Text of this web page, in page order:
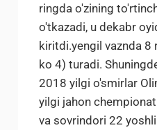
ringda o'zining
o'tkazadi, u dekabr
kiritdi.yengil vaznda
ko 4) turadi.
2018 yilgi o'smirlar
yilgi jahon
va sovrindori 22